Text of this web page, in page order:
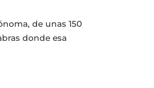
de unas 150
donde esa